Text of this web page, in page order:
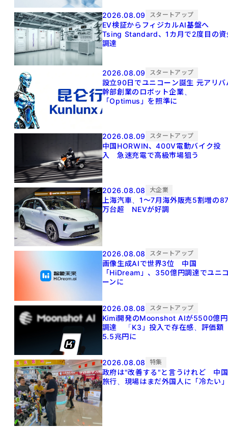
2026.08.09 スタートアップ
EV検証からフィジカルAI基盤へ
Tsing Standard、1カ月で2度目の資
調達
2026.08.09 スタートアップ
設立90日でユニコーン誕生 元アリババ
幹部創業のロボット企業、
「Optimus」を照準に
2026.08.09 スタートアップ
中国HORWIN、400V電動バイク投
入 急速充電で高級市場狙う
2026.08.08 大企業
上海汽車、1～7月海外販売5割増の
万台超 NEVが好調
2026.08.08 スタートアップ
画像生成AIで世界3位 中国
「HiDream」、350億円調達でユニ
ーンに
2026.08.08 スタートアップ
Kimi開発のMoonshot AIが5500億円
調達 「K3」投入で存在感、評価額
5.5兆円に
2026.08.08 特集
政府は"改善する"と言うけれど 中国
旅行、現場はまだ外国人に「冷たい